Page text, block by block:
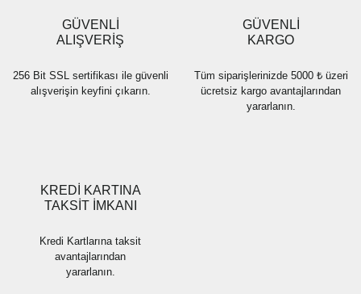
Ürün fiyatı diğer sitelerden daha pahalı.
Bu ürüne benzer farklı alternatifler olmalı.
GÜVENLİ
ALIŞVERİŞ
256 Bit SSL sertifikası ile güvenli
alışverişin keyfini çıkarın.
GÜVENLİ
KARGO
Tüm siparişlerinizde 5000 ₺ üzeri
ücretsiz kargo avantajlarından
yararlanın.
KREDİ KARTINA
TAKSİT İMKANI
Kredi Kartlarına taksit
avantajlarından
yararlanın.